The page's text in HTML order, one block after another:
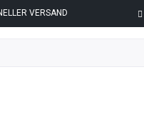
VERSAND